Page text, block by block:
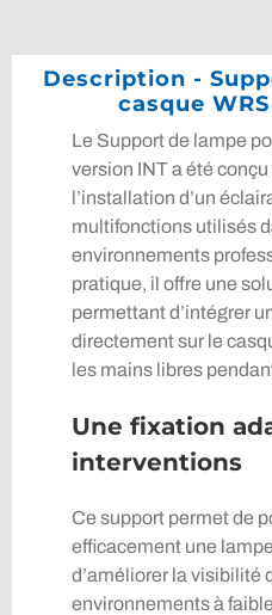
Description -
casque
Le Support de lampe
version INT a été
l’installation d’un
multifonctions utilisés
environnements
pratique, il offre une
permettant d’intégrer
directement sur le
les mains libres
Une fixation
interventions
Ce support permet de
efficacement une
d’améliorer la visibilité
environnements à